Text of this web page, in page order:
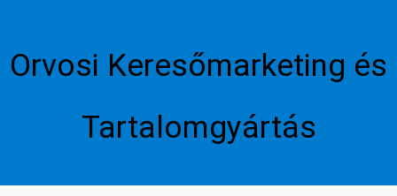
Orvosi Keresőmarketing és
Tartalomgyártás